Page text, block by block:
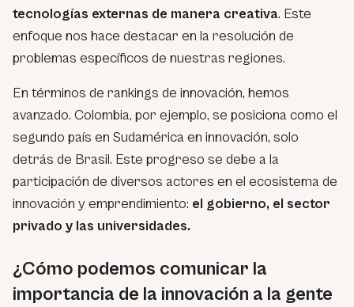
tecnologías externas de manera creativa. Este
enfoque nos hace destacar en la resolución de
problemas específicos de nuestras regiones.
En términos de rankings de innovación, hemos
avanzado. Colombia, por ejemplo, se posiciona como el
segundo país en Sudamérica en innovación, solo
detrás de Brasil. Este progreso se debe a la
participación de diversos actores en el ecosistema de
innovación y emprendimiento: el gobierno, el sector
privado y las universidades.
¿Cómo podemos comunicar la
importancia de la innovación a la gente